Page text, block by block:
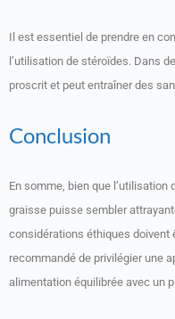
Il est essentiel de prendre en
l’utilisation de stéroïdes. Dans
proscrit et peut entraîner des
Conclusion
En somme, bien que
graisse puisse sembler
considérations éthiques doivent
recommandé de privilégier une
alimentation équilibrée avec un